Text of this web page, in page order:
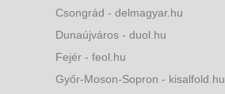
Csongrád - delmagyar.hu
Dunaújváros - duol.hu
Fejér - feol.hu
Győr-Moson-Sopron - kisalfold.hu